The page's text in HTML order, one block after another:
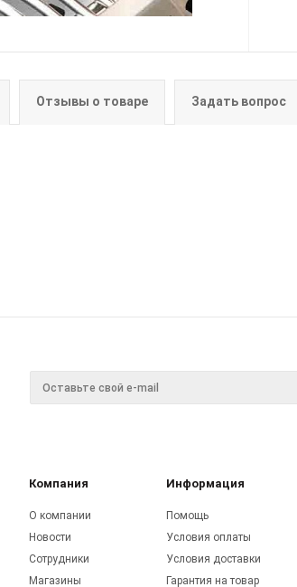
Отзывы о товаре Задать вопрос
Компания Информация
О компании
Новости
Сотрудники
Магазины
Помощь
Условия оплаты
Условия доставки
Гарантия на товар